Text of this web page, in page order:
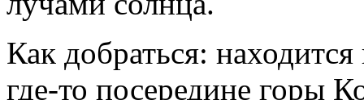
Как добраться:
где-то посередине горы